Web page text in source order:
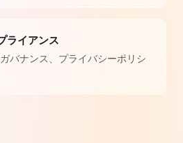
ライアンス
バナンス、プライバシーポリシ